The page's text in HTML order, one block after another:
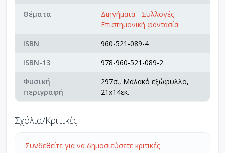
Θέματα
Διηγήματα - Συλλογές
Επιστημονική φαντασία
ISBN
960-521-089-4
ISBN-13
978-960-521-089-2
Φυσική
περιγραφή
297σ., Μαλακό εξώφυλλο,
21x14εκ.
Σχόλια/Κριτικές
Συνδεθείτε για να δημοσιεύσετε κριτικές